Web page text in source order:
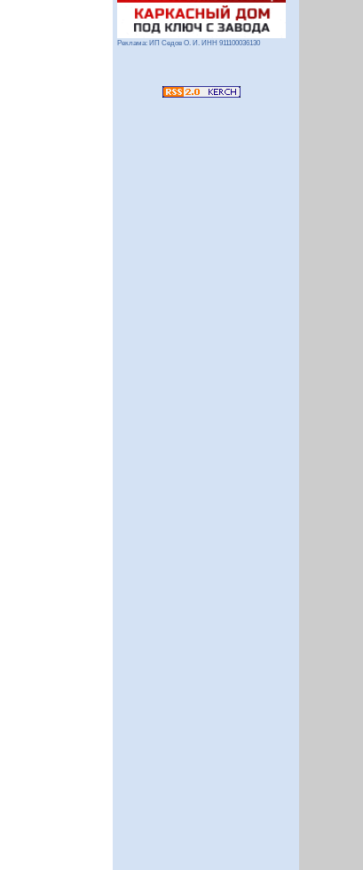
Реклама: ИП Седов О. И. ИНН 911100036130